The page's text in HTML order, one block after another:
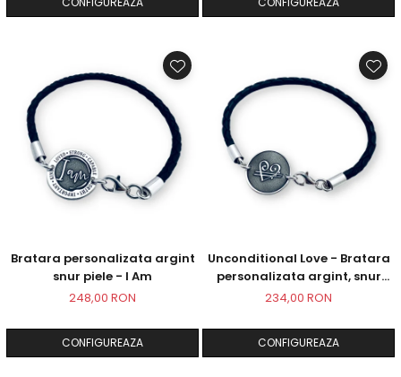
Bratara personalizata argint
snur piele - I Am
248,00 RON
CONFIGUREAZA
Unconditional Love - Bratara
personalizata argint, snur
impletit piele
234,00 RON
CONFIGUREAZA